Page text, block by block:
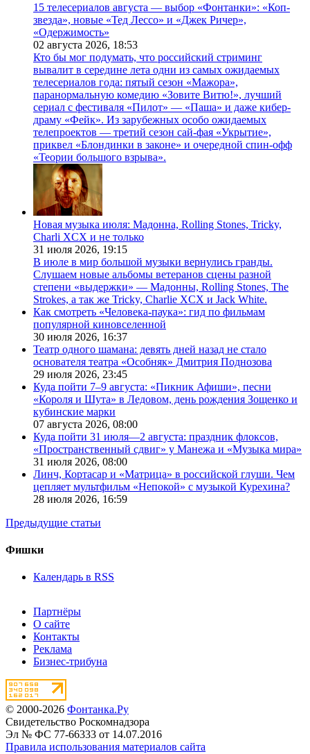
15 телесериалов августа — выбор «Фонтанки»: «Коп-
звезда», новые «Тед Лессо» и «Джек Ричер»,
«Одержимость»
02 августа 2026, 18:53
Кто бы мог подумать, что российский стриминг
вывалит в середине лета одни из самых ожидаемых
телесериалов года: пятый сезон «Мажора»,
паранормальную комедию «Зовите Витю!», лучший
сериал с фестиваля «Пилот» — «Паша» и даже кибер-
драму «Фейк». Из зарубежных особо ожидаемых
телепроектов — третий сезон сай-фая «Укрытие»,
приквел «Блондинки в законе» и очередной спин-офф
«Теории большого взрыва».
Новая музыка июля: Мадонна, Rolling Stones, Tricky,
Charli XCX и не только
31 июля 2026, 19:15
В июле в мир большой музыки вернулись гранды.
Слушаем новые альбомы ветеранов сцены разной
степени «выдержки» — Мадонны, Rolling Stones, The
Strokes, а так же Tricky, Charlie XCX и Jack White.
Как смотреть «Человека-паука»: гид по фильмам
популярной киновселенной
30 июля 2026, 16:37
Театр одного шамана: девять дней назад не стало
основателя театра «Особняк» Дмитрия Поднозова
29 июля 2026, 23:45
Куда пойти 7–9 августа: «Пикник Афиши», песни
«Короля и Шута» в Ледовом, день рождения Зощенко и
кубинские марки
07 августа 2026, 08:00
Куда пойти 31 июля—2 августа: праздник флоксов,
«Пространственный сдвиг» у Манежа и «Музыка мира»
31 июля 2026, 08:00
Линч, Кортасар и «Матрица» в российской глуши. Чем
цепляет мультфильм «Непокой» с музыкой Курехина?
28 июля 2026, 16:59
Предыдущие статьи
Фишки
Календарь в RSS
Партнёры
О сайте
Контакты
Реклама
Бизнес-трибуна
© 2000-2026 Фонтанка.Ру
Свидетельство Роскомнадзора
Эл № ФС 77-66333 от 14.07.2016
Правила использования материалов сайта